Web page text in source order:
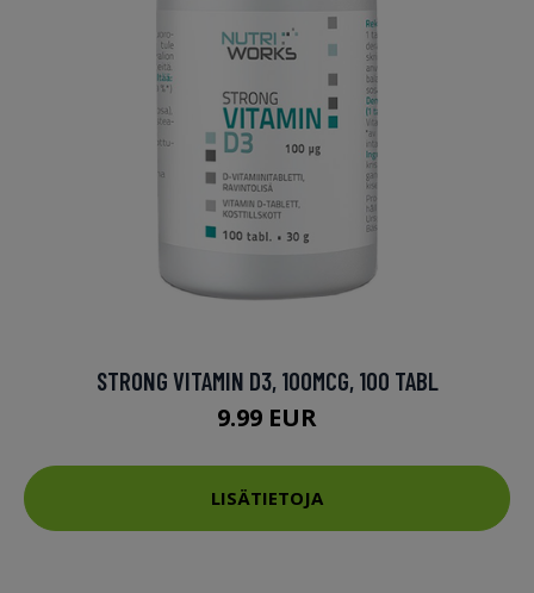
STRONG VITAMIN D3, 100MCG, 100 TABL
9.99 EUR
LISÄTIETOJA